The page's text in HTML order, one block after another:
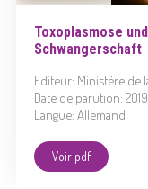
Toxoplasmose
Schwangerschaft
Editeur: Ministère de
Date de parution: 2019
Langue: Allemand
Voir pdf